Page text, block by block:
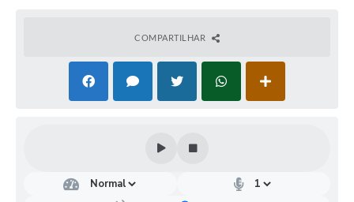
Serviços Online
COMPARTILHAR